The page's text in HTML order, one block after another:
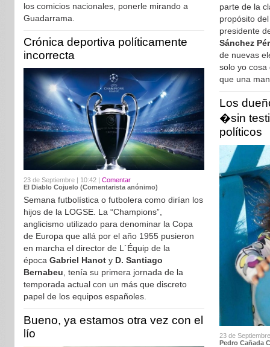
los comicios nacionales, ponerle mirando a
Guadarrama.
Crónica deportiva políticamente
incorrecta
23 de Septiembre | 10:42 | Comentar
El Diablo Cojuelo (Comentarista anónimo)
Semana futbolística o futbolera como dirían los
hijos de la LOGSE. La “Champions”,
anglicismo utilizado para denominar la Copa
de Europa que allá por el año 1955 pusieron
en marcha el director de L´Équip de la
época Gabriel Hanot y D. Santiago
Bernabeu , tenía su primera jornada de la
temporada actual con un más que discreto
papel de los equipos españoles.
Bueno, ya estamos otra vez con el
lío
parte de la
propósito
presidente
Sánchez
de nuevas
solo yo cosa
que una
Los
�sin
políticos
23 de
Pedro Cañada